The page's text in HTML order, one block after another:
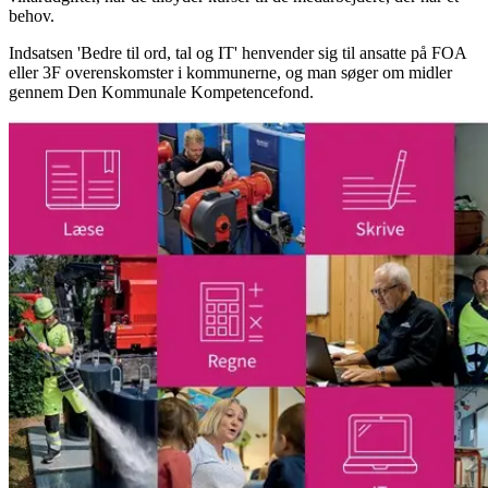
behov.
Indsatsen 'Bedre til ord, tal og IT' henvender sig til ansatte på FOA
eller 3F overenskomster i kommunerne, og man søger om midler
gennem Den Kommunale Kompetencefond.